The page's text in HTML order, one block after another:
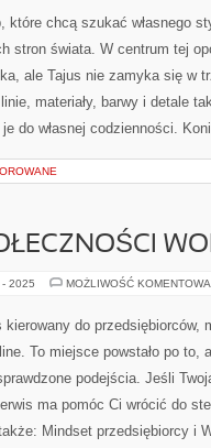
które chcą szukać własnego
stron świata. W centrum tej
ale Tajus nie zamyka się w
materiały, barwy i detale
do własnej codzienności.
- 2025 MOŻLIWOŚĆ
kierowany do przedsiębiorców,
To miejsce powstało po to,
podejścia. Jeśli
ma pomóc Ci wrócić do
Mindset przedsiębiorcy i